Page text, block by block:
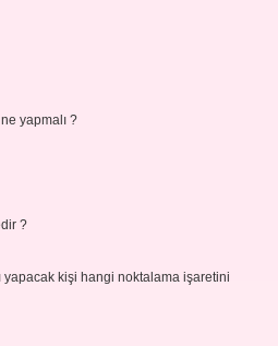
yapmalı ?
?
yapacak kişi hangi noktalama işaretini